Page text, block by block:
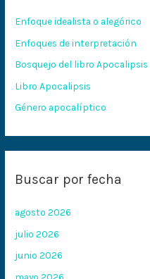
p
o
r
:
Enfoque idealista o alegórico
Enfoques de interpretación
Bosquejo del libro Apocalipsis
Libro Apocalipsis
Género apocalíptico
Buscar por fecha
agosto 2026
julio 2026
junio 2026
mayo 2026